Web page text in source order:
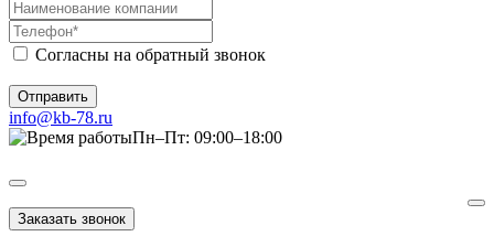
Согласны на обратный звонок
Отправить
info@kb-78.ru
Пн–Пт: 09:00–18:00
Заказать звонок